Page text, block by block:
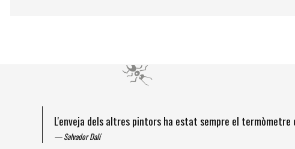
L'enveja dels altres pintors ha estat sempre el termòmetre
Salvador Dalí